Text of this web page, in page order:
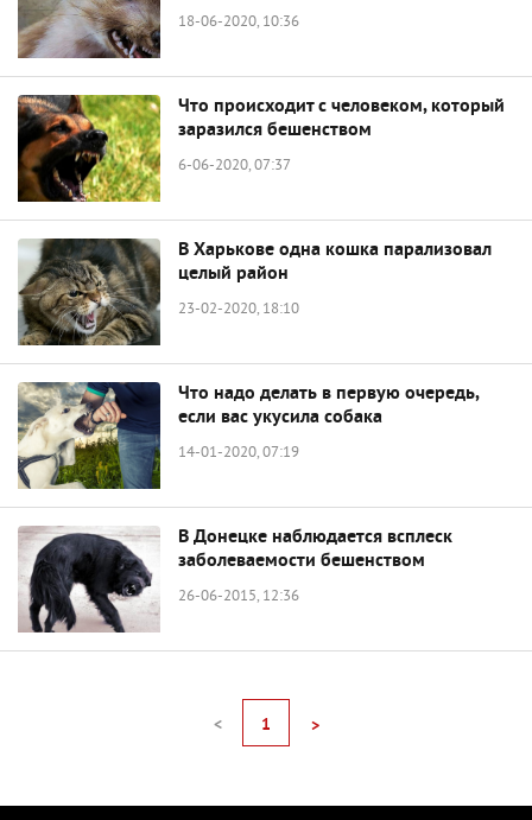
18-06-2020, 10:36
Что происходит с человеком, который
заразился бешенством
6-06-2020, 07:37
В Харькове одна кошка парализовал
целый район
23-02-2020, 18:10
Что надо делать в первую очередь,
если вас укусила собака
14-01-2020, 07:19
В Донецке наблюдается всплеск
заболеваемости бешенством
26-06-2015, 12:36
< 1 >